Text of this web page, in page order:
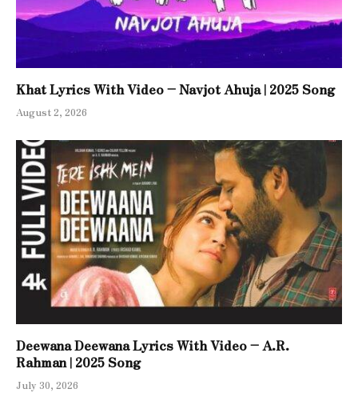
Khat Lyrics With Video – Navjot Ahuja | 2025 Song
August 2, 2026
Deewana Deewana Lyrics With Video – A.R.
Rahman | 2025 Song
July 30, 2026